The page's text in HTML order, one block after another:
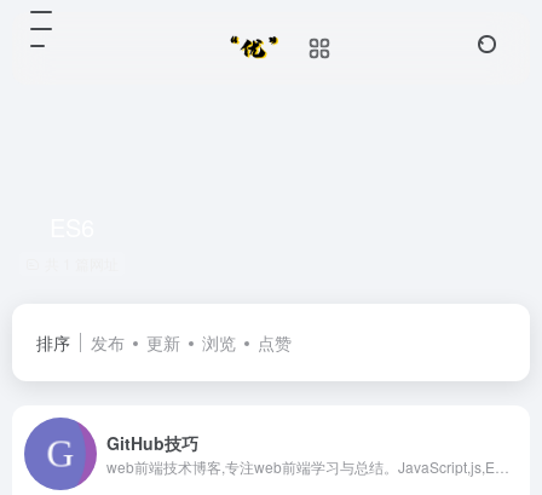
排序 发布 更新 浏览 点赞
GitHub技巧